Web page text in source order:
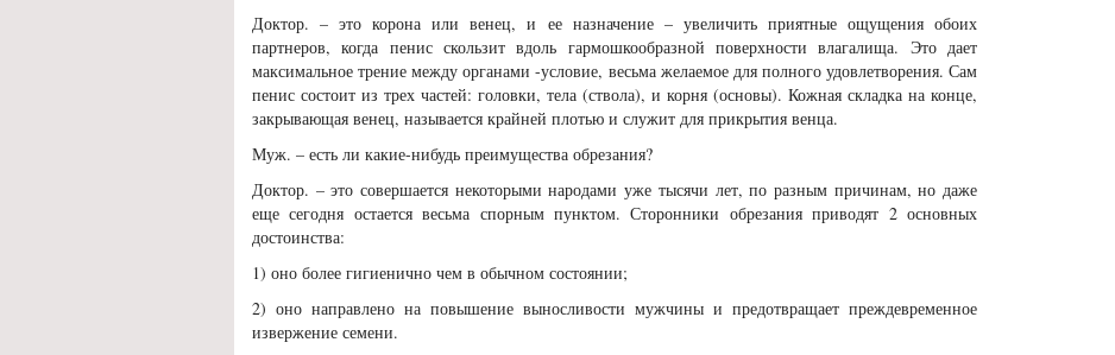
Доктор. – это корона или венец, и ее назначение – увеличить приятные ощущения обоих
партнеров, когда пенис скользит вдоль гармошкообразной поверхности влагалища. Это дает
максимальное трение между органами -условие, весьма желаемое для полного удовлетворения. Сам
пенис состоит из трех частей: головки, тела (ствола), и корня (основы). Кожная складка на конце,
закрывающая венец, называется крайней плотью и служит для прикрытия венца.
Муж. – есть ли какие-нибудь преимущества обрезания?
Доктор. – это совершается некоторыми народами уже тысячи лет, по разным причинам, но даже
еще сегодня остается весьма спорным пунктом. Сторонники обрезания приводят 2 основных
достоинства:
1) оно более гигиенично чем в обычном состоянии;
2) оно направлено на повышение выносливости мужчины и предотвращает преждевременное
извержение семени.